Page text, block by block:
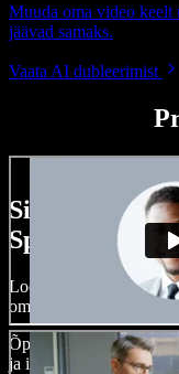
Muuda oma video keelt
jäävad samaks.
Vaata AI dubleerimist
Siin on vaid
Speechify
Loo voice-over’eid,
oma häält ja pane
Õppimiskõver puudub,
ja ideed kiiresti ellu viia.